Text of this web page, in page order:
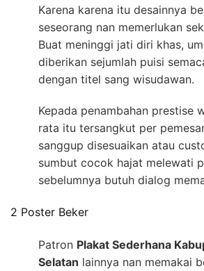
Karena karena itu desainnya
seseorang nan memerlukan
Buat meninggi jati diri khas,
diberikan sejumlah puisi
dengan titel sang wisudawan.
Kepada penambahan prestise
rata itu tersangkut per
sanggup disesuaikan atau
sumbut cocok hajat melewati
sebelumnya butuh dialog
2 Poster Beker
Patron Plakat Sederhana
Selatan lainnya nan memakai